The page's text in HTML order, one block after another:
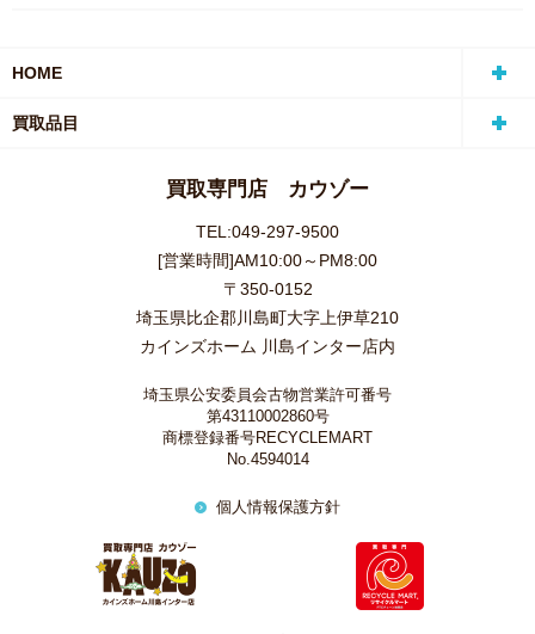
HOME
買取品目
買取専門店 カウゾー
TEL:049-297-9500
[営業時間]AM10:00～PM8:00
〒350-0152
埼玉県比企郡川島町大字上伊草210
カインズホーム 川島インター店内
埼玉県公安委員会古物営業許可番号
第43110002860号
商標登録番号RECYCLEMART
No.4594014
個人情報保護方針